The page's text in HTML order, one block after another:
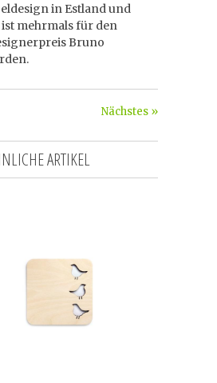
in Estland und
mehrmals für den
Bruno
Nächstes »
ARTIKEL